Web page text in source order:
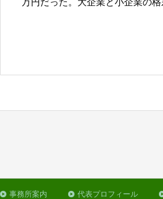
万円だった。大企業と小企業の
事務所案内 代表プロフィール